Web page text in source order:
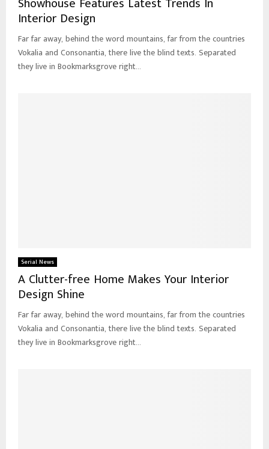
Interior Design
Far far away, behind the word mountains, far from the countries
Vokalia and Consonantia, there live the blind texts. Separated
they live in Bookmarksgrove right...
Serial News
A Clutter-free Home Makes Your Interior
Design Shine
Far far away, behind the word mountains, far from the countries
Vokalia and Consonantia, there live the blind texts. Separated
they live in Bookmarksgrove right...